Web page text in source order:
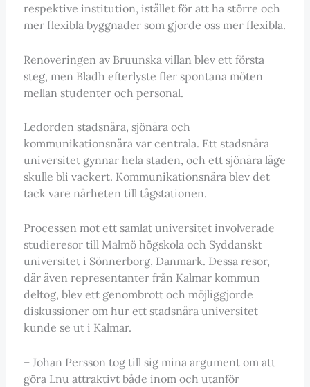
respektive institution, istället för att ha större och
mer flexibla byggnader som gjorde oss mer flexibla.
Renoveringen av Bruunska villan blev ett första
steg, men Bladh efterlyste fler spontana möten
mellan studenter och personal.
Ledorden stadsnära, sjönära och
kommunikationsnära var centrala. Ett stadsnära
universitet gynnar hela staden, och ett sjönära läge
skulle bli vackert. Kommunikationsnära blev det
tack vare närheten till tågstationen.
Processen mot ett samlat universitet involverade
studieresor till Malmö högskola och Syddanskt
universitet i Sönnerborg, Danmark. Dessa resor,
där även representanter från Kalmar kommun
deltog, blev ett genombrott och möjliggjorde
diskussioner om hur ett stadsnära universitet
kunde se ut i Kalmar.
– Johan Persson tog till sig mina argument om att
göra Lnu attraktivt både inom och utanför